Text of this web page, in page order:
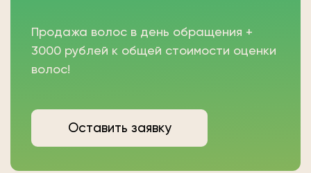
Продажа волос в день обращения +
3000 рублей к общей стоимости оценки
волос!
Оставить заявку